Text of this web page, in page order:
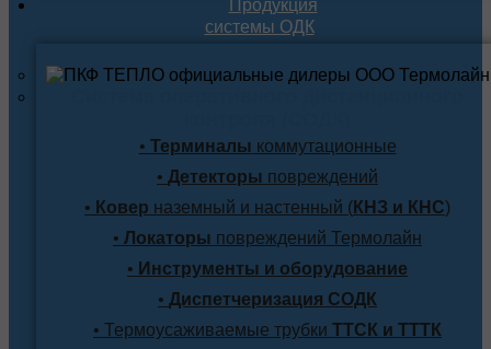
Продукция
системы ОДК
• Терминалы коммутационные
• Детекторы повреждений
• Ковер наземный и настенный (КНЗ и КНС)
• Локаторы повреждений Термолайн
• Инструменты и оборудование
• Диспетчеризация СОДК
• Термоусаживаемые трубки ТТСК и ТТТК